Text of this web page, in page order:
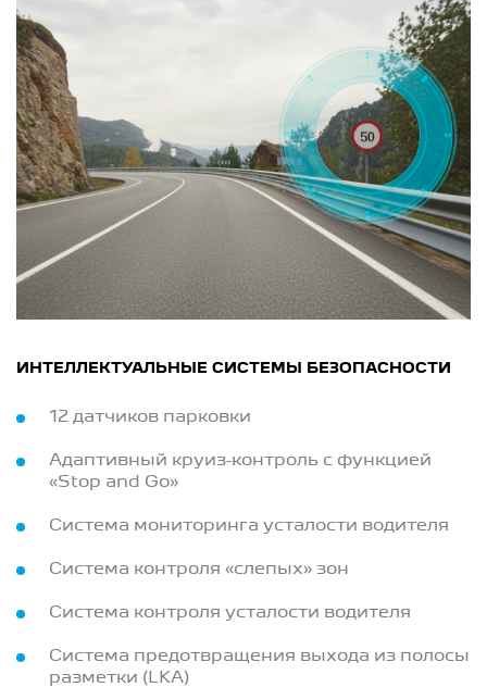
ИНТЕЛЛЕКТУАЛЬНЫЕ СИСТЕМЫ БЕЗОПАСНОСТИ
12 датчиков парковки
Адаптивный круиз-контроль с функцией
«Stop and Go»
Система мониторинга усталости водителя
Система контроля «слепых» зон
Система контроля усталости водителя
Система предотвращения выхода из полосы
разметки (LKA)